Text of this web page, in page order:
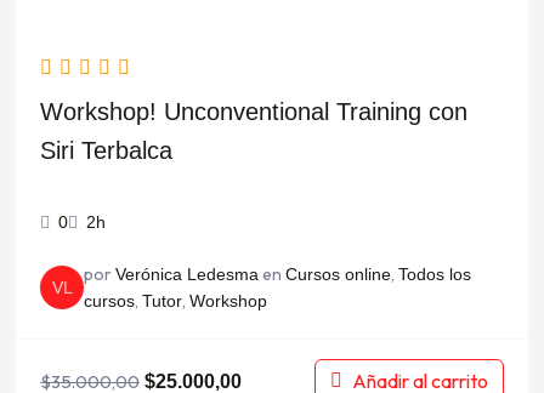
Workshop! Unconventional Training con
Siri Terbalca
0 2h
VL
porVerónica Ledesma en Cursos online, Todos los
cursos, Tutor, Workshop
$35.000,00 $25.000,00 Añadir al carrito